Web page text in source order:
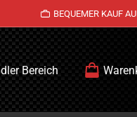
BEQUEMER KAUF
Bereich